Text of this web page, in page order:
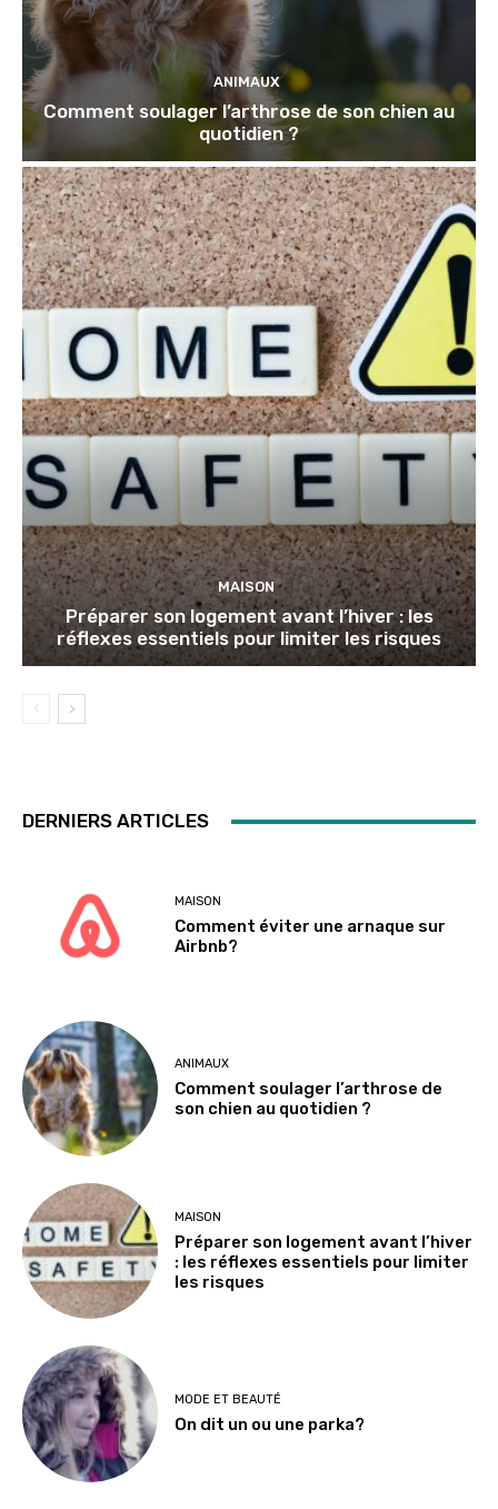
ANIMAUX
Comment soulager l’arthrose de son chien au
quotidien ?
MAISON
Préparer son logement avant l’hiver : les
réflexes essentiels pour limiter les risques
DERNIERS ARTICLES
MAISON
Comment éviter une arnaque sur
Airbnb?
ANIMAUX
Comment soulager l’arthrose de
son chien au quotidien ?
MAISON
Préparer son logement avant l’hiver
: les réflexes essentiels pour limiter
les risques
MODE ET BEAUTÉ
On dit un ou une parka?